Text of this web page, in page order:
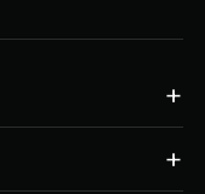
+
+